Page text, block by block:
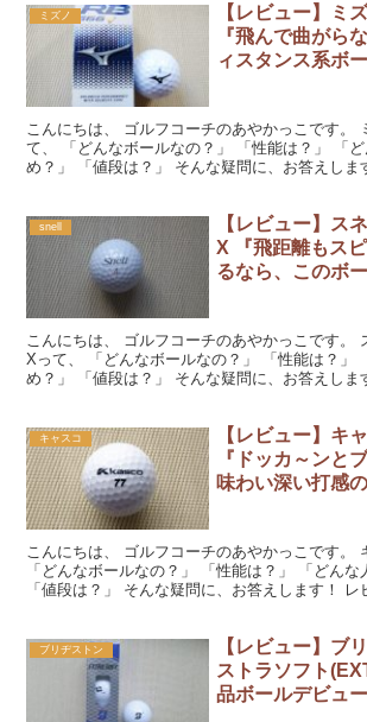
ミズノ
【レビュー】ミ
『飛んで曲がら
ィスタンス系ボ
こんにちは、 ゴルフコーチのあやかっこです。
て、 「どんなボールなの？」 「性能は？」 「
め？」 「値段は？」 そんな疑問に、お答えしま
snell
【レビュー】ス
X 『飛距離もス
るなら、このボ
こんにちは、 ゴルフコーチのあやかっこです。
Xって、 「どんなボールなの？」 「性能は？」
め？」 「値段は？」 そんな疑問に、お答えしま
キャスコ
【レビュー】キ
『ドッカ～ンと
味わい深い打感
こんにちは、 ゴルフコーチのあやかっこです。
「どんなボールなの？」 「性能は？」 「どんな
「値段は？」 そんな疑問に、お答えします！
ブリヂストン
【レビュー】ブ
ストラソフト
品ボールデビュ